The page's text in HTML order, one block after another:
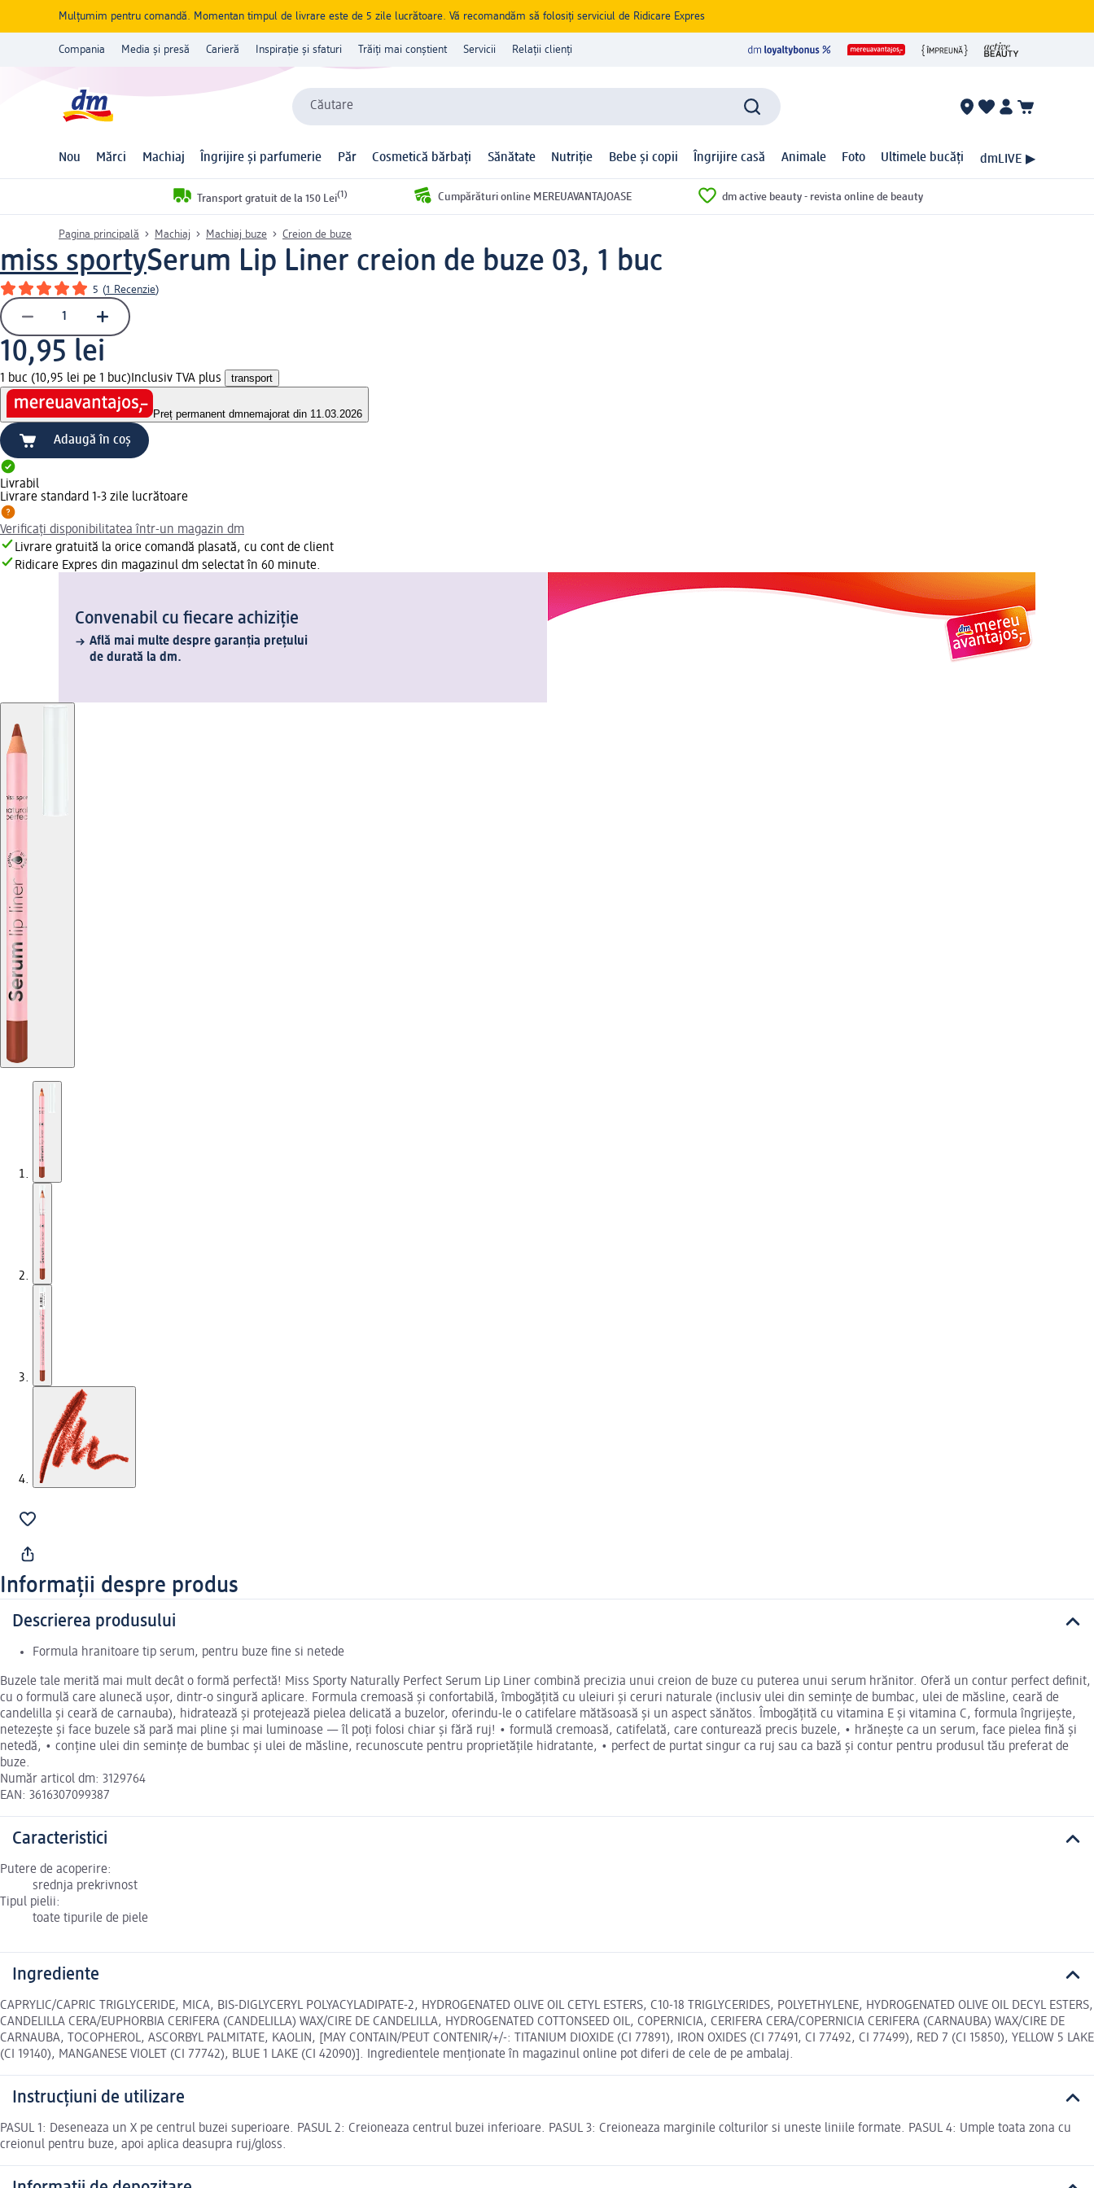
Mulțumim pentru comandă. Momentan timpul de livrare este de 5 zile lucrătoare. Vă recomandăm să folosiți serviciul de Ridicare Expres
Compania Media și presă Carieră Inspirație și sfaturi Trăiți mai conștient Servicii Relații clienți
Căutare
Nou Mărci Machiaj Îngrijire și parfumerie Păr Cosmetică bărbați Sănătate Nutriție Bebe și copii Îngrijire casă Animale Foto Ultimele bucăți dmLIVE ▶
Transport gratuit de la 150 Lei(1) Cumpărături online MEREUAVANTAJOASE dm active beauty - revista online de beauty
Pagina principală Machiaj Machiaj buze Creion de buze
miss sportySerum Lip Liner creion de buze 03, 1 buc
5 (1 Recenzie)
10,95 lei
1 buc (10,95 lei pe 1 buc) Inclusiv TVA plus transport
Preț permanent dmnemajorat din 11.03.2026
Adaugă în coș
Livrabil
Livrare standard 1-3 zile lucrătoare
Verificați disponibilitatea într-un magazin dm
Livrare gratuită la orice comandă plasată, cu cont de client
Ridicare Expres din magazinul dm selectat în 60 minute.
Convenabil cu fiecare achiziție
Află mai multe despre garanția prețului
de durată la dm.
Informații despre produs
Descrierea produsului
Formula hranitoare tip serum, pentru buze fine si netede
Buzele tale merită mai mult decât o formă perfectă! Miss Sporty Naturally Perfect Serum Lip Liner combină precizia unui creion de buze cu puterea unui serum hrănitor. Oferă un contur perfect definit,
cu o formulă care alunecă ușor, dintr-o singură aplicare. Formula cremoasă și confortabilă, îmbogățită cu uleiuri și ceruri naturale (inclusiv ulei din semințe de bumbac, ulei de măsline, ceară de
candelilla și ceară de carnauba), hidratează și protejează pielea delicată a buzelor, oferindu-le o catifelare mătăsoasă și un aspect sănătos. Îmbogățită cu vitamina E și vitamina C, formula îngrijește,
netezește și face buzele să pară mai pline și mai luminoase — îl poți folosi chiar și fără ruj! • formulă cremoasă, catifelată, care conturează precis buzele, • hrănește ca un serum, face pielea fină și
netedă, • conține ulei din semințe de bumbac și ulei de măsline, recunoscute pentru proprietățile hidratante, • perfect de purtat singur ca ruj sau ca bază și contur pentru produsul tău preferat de
buze.
Număr articol dm: 3129764
EAN: 3616307099387
Caracteristici
Putere de acoperire:
srednja prekrivnost
Tipul pielii:
toate tipurile de piele
Ingrediente
CAPRYLIC/CAPRIC TRIGLYCERIDE, MICA, BIS-DIGLYCERYL POLYACYLADIPATE-2, HYDROGENATED OLIVE OIL CETYL ESTERS, C10-18 TRIGLYCERIDES, POLYETHYLENE, HYDROGENATED OLIVE OIL DECYL ESTERS,
CANDELILLA CERA/EUPHORBIA CERIFERA (CANDELILLA) WAX/CIRE DE CANDELILLA, HYDROGENATED COTTONSEED OIL, COPERNICIA, CERIFERA CERA/COPERNICIA CERIFERA (CARNAUBA) WAX/CIRE DE
CARNAUBA, TOCOPHEROL, ASCORBYL PALMITATE, KAOLIN, [MAY CONTAIN/PEUT CONTENIR/+/-: TITANIUM DIOXIDE (CI 77891), IRON OXIDES (CI 77491, CI 77492, CI 77499), RED 7 (CI 15850), YELLOW 5 LAKE
(CI 19140), MANGANESE VIOLET (CI 77742), BLUE 1 LAKE (CI 42090)]. Ingredientele menționate în magazinul online pot diferi de cele de pe ambalaj.
Instrucțiuni de utilizare
PASUL 1: Deseneaza un X pe centrul buzei superioare. PASUL 2: Creioneaza centrul buzei inferioare. PASUL 3: Creioneaza marginile colturilor si uneste liniile formate. PASUL 4: Umple toata zona cu
creionul pentru buze, apoi aplica deasupra ruj/gloss.